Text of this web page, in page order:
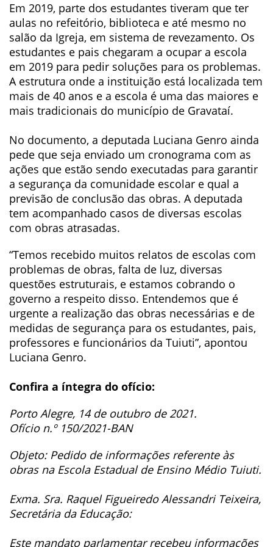
Em 2019, parte dos estudantes tiveram que ter
aulas no refeitório, biblioteca e até mesmo no
salão da Igreja, em sistema de revezamento. Os
estudantes e pais chegaram a ocupar a escola
em 2019 para pedir soluções para os problemas.
A estrutura onde a instituição está localizada tem
mais de 40 anos e a escola é uma das maiores e
mais tradicionais do município de Gravataí.
No documento, a deputada Luciana Genro ainda
pede que seja enviado um cronograma com as
ações que estão sendo executadas para garantir
a segurança da comunidade escolar e qual a
previsão de conclusão das obras. A deputada
tem acompanhado casos de diversas escolas
com obras atrasadas.
“Temos recebido muitos relatos de escolas com
problemas de obras, falta de luz, diversas
questões estruturais, e estamos cobrando o
governo a respeito disso. Entendemos que é
urgente a realização das obras necessárias e de
medidas de segurança para os estudantes, pais,
professores e funcionários da Tuiuti”, apontou
Luciana Genro.
Confira a íntegra do ofício:
Porto Alegre, 14 de outubro de 2021.
Ofício n.º 150/2021-BAN
Objeto: Pedido de informações referente às
obras na Escola Estadual de Ensino Médio Tuiuti.
Exma. Sra. Raquel Figueiredo Alessandri Teixeira,
Secretária da Educação:
Este mandato parlamentar recebeu informações